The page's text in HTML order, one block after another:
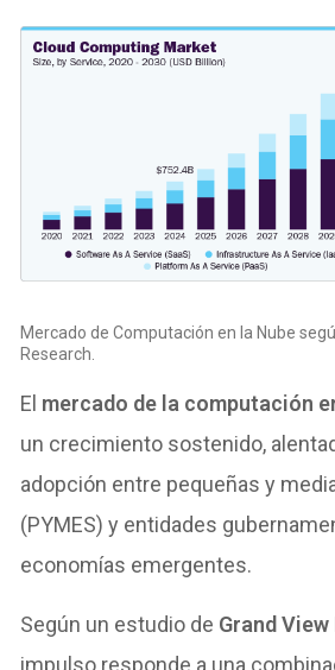
Mercado de Computación en la Nube
Research.
El mercado de la computación
un crecimiento sostenido,
adopción entre pequeñas y
(PYMES) y entidades
economías emergentes.
Según un estudio de Grand